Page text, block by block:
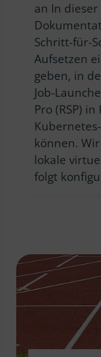
an In
Schritt-für-
Aufsetzen
geben, in
Job-
Pro (RSP)
können.
lokale
folgt